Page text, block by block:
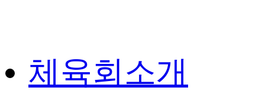
너
체육회소개